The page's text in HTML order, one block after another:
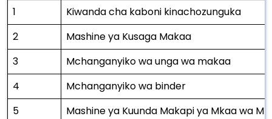
1
Kiwanda cha kaboni kinachozunguka
2
Mashine ya Kusaga Makaa
3
Mchanganyiko wa unga wa makaa
4
Mchanganyiko wa binder
5
Mashine ya Kuunda Makapi ya Mkaa wa